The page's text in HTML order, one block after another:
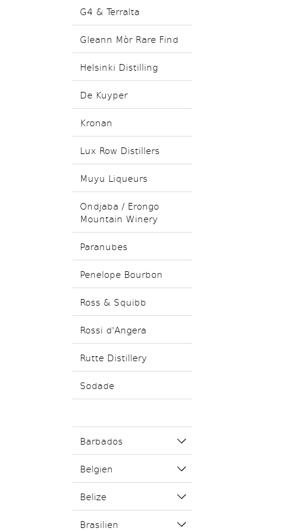
G4 & Terralta
Gleann Mòr Rare Find
Helsinki Distilling
De Kuyper
Kronan
Lux Row Distillers
Muyu Liqueurs
Ondjaba / Erongo
Mountain Winery
Paranubes
Penelope Bourbon
Ross & Squibb
Rossi d'Angera
Rutte Distillery
Sodade
Barbados
Belgien
Belize
Brasilien